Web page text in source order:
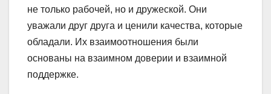
не только рабочей, но и дружеской. Они
уважали друг друга и ценили качества, которые
обладали. Их взаимоотношения были
основаны на взаимном доверии и взаимной
поддержке.